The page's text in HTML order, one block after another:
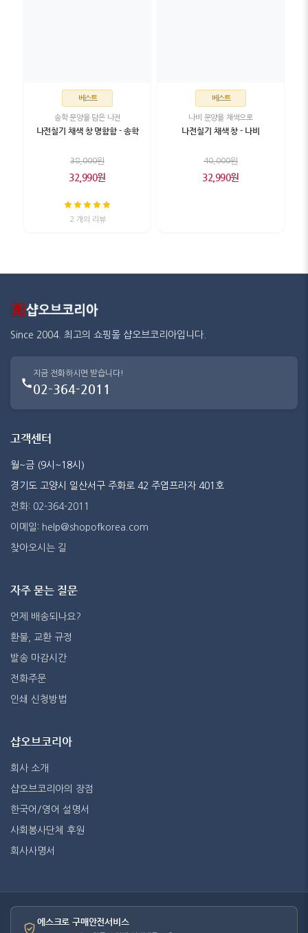
베스트
송학 문양을 담은 나전
나전칠기 채색 창 명함함 - 송학
38,000원
32,990원
2 개의 리뷰
베스트
나비 문양을 채색으로
나전칠기 채색 창 - 나비
40,000원
32,990원
Since 2004. 최고의 쇼핑몰 샵오브코리아입니다.
지금 전화하시면 받습니다!
02-364-2011
고객센터
월~금 (9시~18시)
경기도 고양시 일산서구 주화로 42 주엽프라자 401호
전화: 02-364-2011
이메일: help@shopofkorea.com
찾아오시는 길
자주 묻는 질문
언제 배송되나요?
환불, 교환 규정
발송 마감시간
전화주문
인쇄 신청방법
샵오브코리아
회사 소개
샵오브코리아의 장점
한국어/영어 설명서
사회봉사단체 후원
회사사명서
에스크로 구매안전서비스